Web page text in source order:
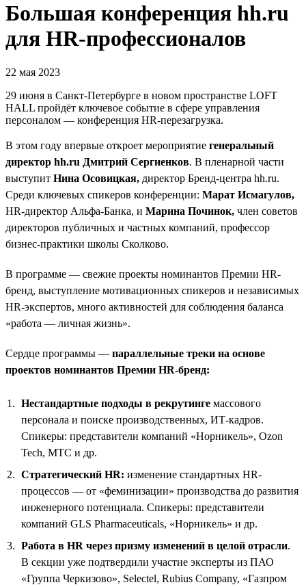
Большая конференция hh.ru
для HR-профессионалов
22 мая 2023
29 июня в Санкт-Петербурге в новом пространстве LOFT
HALL пройдёт ключевое событие в сфере управления
персоналом — конференция HR-перезагрузка.
В этом году впервые откроет мероприятие генеральный
директор hh.ru Дмитрий Сергиенков. В пленарной части
выступит Нина Осовицкая, директор Бренд-центра hh.ru.
Среди ключевых спикеров конференции: Марат Исмагулов,
HR-директор Альфа-Банка, и Марина Починок, член советов
директоров публичных и частных компаний, профессор
бизнес-практики школы Сколково.
В программе — свежие проекты номинантов Премии HR-
бренд, выступление мотивационных спикеров и независимых
HR-экспертов, много активностей для соблюдения баланса
«работа — личная жизнь».
Сердце программы — параллельные треки на основе
проектов номинантов Премии HR-бренд:
Нестандартные подходы в рекрутинге массового
персонала и поиске производственных, ИТ-кадров.
Спикеры: представители компаний «Норникель», Ozon
Tech, МТС и др.
Стратегический HR: изменение стандартных HR-
процессов — от «феминизации» производства до развития
инженерного потенциала. Спикеры: представители
компаний GLS Pharmaceuticals, «Норникель» и др.
Работа в HR через призму изменений в целой отрасли.
В секции уже подтвердили участие эксперты из ПАО
«Группа Черкизово», Selectel, Rubius Company, «Газпром